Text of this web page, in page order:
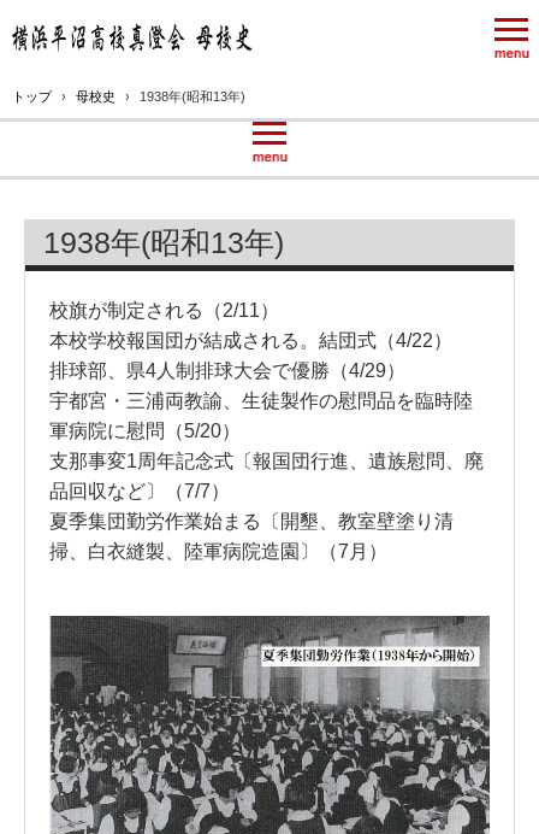
トップ › 母校史 › 1938年(昭和13年)
1938年(昭和13年)
校旗が制定される（2/11）
本校学校報国団が結成される。結団式（4/22）
排球部、県4人制排球大会で優勝（4/29）
宇都宮・三浦両教諭、生徒製作の慰問品を臨時陸
軍病院に慰問（5/20）
支那事変1周年記念式〔報国団行進、遺族慰問、廃
品回収など〕（7/7）
夏季集団勤労作業始まる〔開墾、教室壁塗り清
掃、白衣縫製、陸軍病院造園〕（7月）